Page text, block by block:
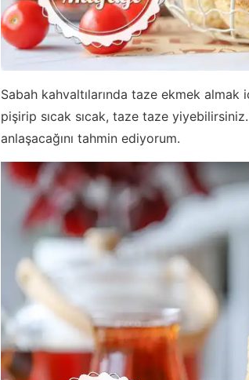
Sabah kahvaltılarında taze ekmek
pişirip sıcak sıcak, taze taze
anlaşacağını tahmin ediyorum.